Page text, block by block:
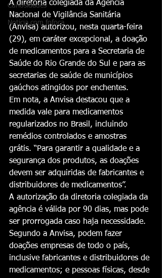
Curiosidades
Notícia com fofoca
A diretoria colegiada da Agencia
Nacional de Vigilância Sanitária
(Anvisa) autorizou, nesta quarta-feira
(29), em caráter excepcional, a doação
de medicamentos para a Secretaria de
Saúde do Rio Grande do Sul e para as
secretarias de saúde de municípios
gaúchos atingidos por enchentes.
Em nota, a Anvisa destacou que a
medida vale para medicamentos
regularizados no Brasil, incluindo
remédios controlados e amostras
grátis. “Para garantir a qualidade e a
segurança dos produtos, as doações
devem ser adquiridas de fabricantes e
distribuidores de medicamentos”.
A autorização da diretoria colegiada da
agência é válida por 90 dias, mas pode
ser prorrogada caso haja necessidade.
Segundo a Anvisa, podem fazer
doações empresas de todo o país,
inclusive fabricantes e distribuidores de
medicamentos; e pessoas físicas, desde